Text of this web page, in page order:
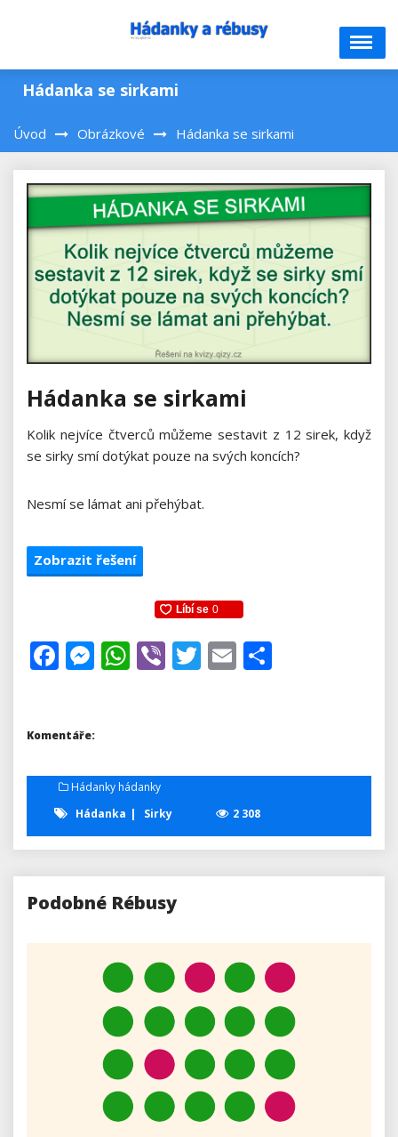
Hádanka se sirkami
Úvod Obrázkové Hádanka se sirkami
Hádanka se sirkami
Kolik nejvíce čtverců můžeme sestavit z 12 sirek, když
se sirky smí dotýkat pouze na svých koncích?
Nesmí se lámat ani přehýbat.
Zobrazit řešení
Facebook
Messenger
WhatsApp
ViberTwitter
Email
Komentáře:
Hádanky hádanky
Hádanka
Sirky 2 308
Podobné Rébusy